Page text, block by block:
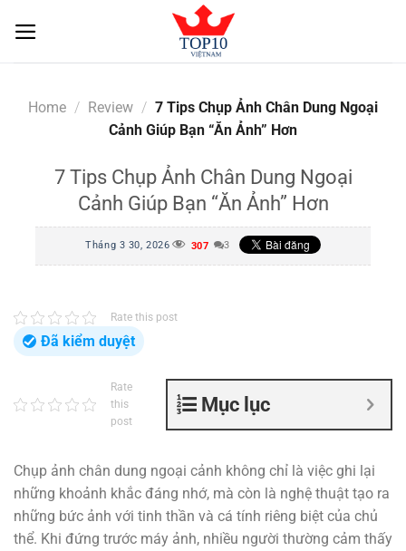
Home / Review / 7 Tips Chụp Ảnh Chân Dung Ngoại
Cảnh Giúp Bạn “Ăn Ảnh” Hơn
7 Tips Chụp Ảnh Chân Dung Ngoại
Cảnh Giúp Bạn “Ăn Ảnh” Hơn
Tháng 3 30, 2026 307 3
Rate this post
Đã kiểm duyệt
Mục lục
Rate
this
post
Chụp ảnh chân dung ngoại cảnh không chỉ là việc ghi lại
những khoảnh khắc đáng nhớ, mà còn là nghệ thuật tạo ra
những bức ảnh với tinh thần và cá tính riêng biệt của chủ
thể. Khi đứng trước máy ảnh, nhiều người thường cảm thấy